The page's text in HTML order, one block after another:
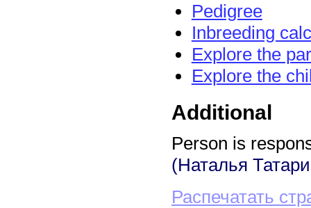
Pedigree
Inbreeding
Explore the
Explore the
Additional
Person is
(Наталья
Распечатать